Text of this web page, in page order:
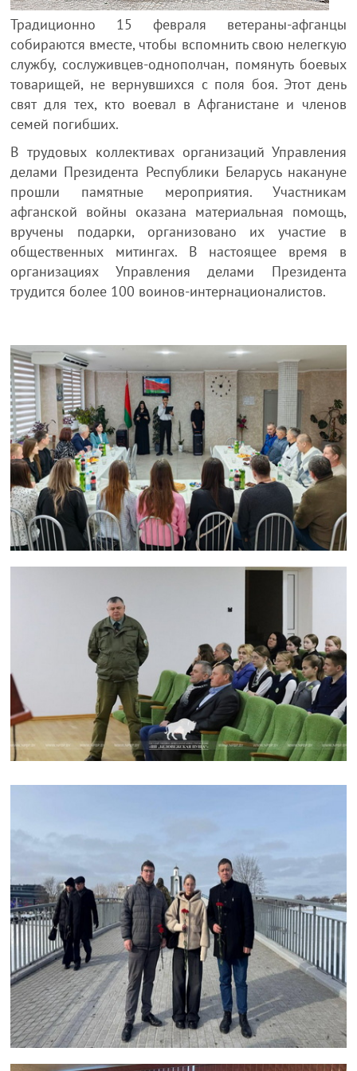
Традиционно 15 февраля ветераны-афганцы
собираются вместе, чтобы вспомнить свою нелегкую
службу, сослуживцев-однополчан, помянуть боевых
товарищей, не вернувшихся с поля боя. Этот день
свят для тех, кто воевал в Афганистане и членов
семей погибших.
В трудовых коллективах организаций Управления
делами Президента Республики Беларусь накануне
прошли памятные мероприятия. Участникам
афганской войны оказана материальная помощь,
вручены подарки, организовано их участие в
общественных митингах. В настоящее время в
организациях Управления делами Президента
трудится более 100 воинов-интернационалистов.